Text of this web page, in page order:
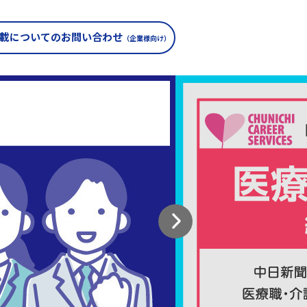
についてのお問い合わせ （企業様向け）